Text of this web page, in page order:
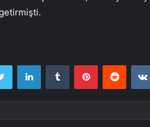
Twitter LinkedInTumblr PinterestReddit